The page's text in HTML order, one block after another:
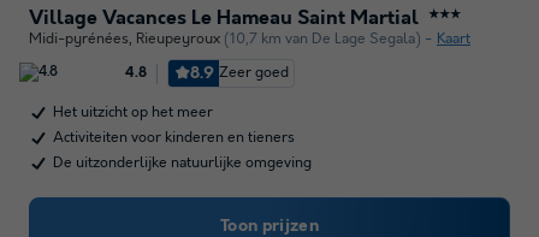
Village Vacances Le Hameau Saint Martial ★★★
Midi-pyrénées, Rieupeyroux (10,7 km van De Lage Segala) Kaart
4.8 8.9 Zeer goed
Het uitzicht op het meer
Activiteiten voor kinderen en tieners
De uitzonderlijke natuurlijke omgeving
Toon prijzen